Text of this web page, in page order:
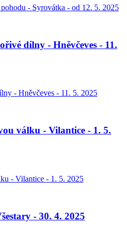
- Syrovátka - od 12. 5. 2025
dílny - Hněvčeves - 11.
- Hněvčeves - 11. 5. 2025
válku - Vilantice - 1. 5.
- Vilantice - 1. 5. 2025
- 30. 4. 2025